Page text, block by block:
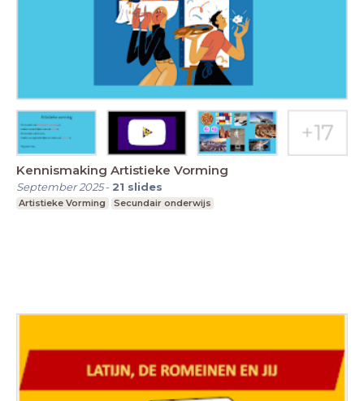
Kennismaking Artistieke Vorming
September 2025- 21 slides
Artistieke Vorming Secundair onderwijs